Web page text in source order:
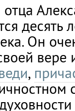
десять
Он
вере
,